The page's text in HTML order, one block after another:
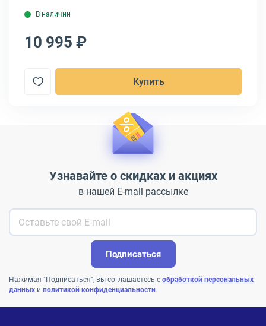
В наличии
10 995 ₽
Купить
Узнавайте о скидках и акциях
в нашей E-mail рассылке
Подписаться
Нажимая "Подписаться", вы соглашаетесь с обработкой персональных
данных и политикой конфиденциальности.